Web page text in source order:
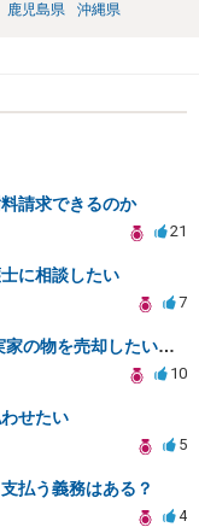
鹿児島県 沖縄県
請求できるのか
21
に相談したい
7
実家から出ていった弟(5１歳)が、実家の物を売却したいと無理やり家に入ろうとしていて、困っています。
10
せたい
5
払う義務はある？
4